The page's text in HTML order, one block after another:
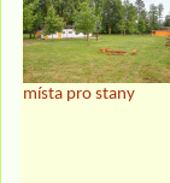
místa pro stany